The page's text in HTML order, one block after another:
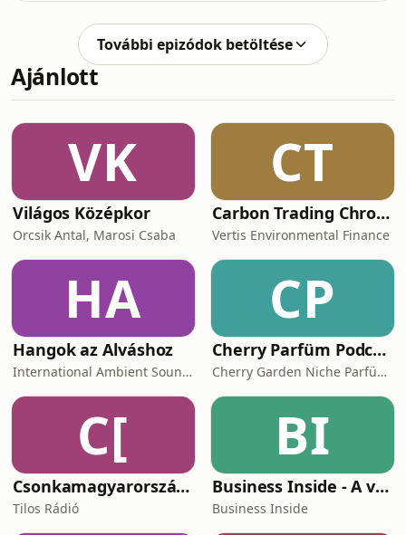
találod a
történelem mintha véletlenül
ráborította volna az összes szerencsét
– aztán otthagyta, magyarázat
nélkül...©Julia Fél. All rights reserved.
fi.com/agytagitopodcastItt találod az
Agytágító Archívumot is, ahol minden
tartalom szaba
További epizódok betöltése
Ajánlott
VK
Világos Középkor
Orcsik Antal, Marosi Csaba
CT
Carbon Trading Chronicles
Vertis Environmental Finance
HA
Hangok az Alváshoz
International Ambient Sounds
CP
Cherry Parfüm Podcast
Cherry Garden Niche Parfüméria
C[
Csonkamagyarország [Tilos Rádió podcast]
Tilos Rádió
BI
Business Inside - A vállalkozók pszichológiája
Business Inside